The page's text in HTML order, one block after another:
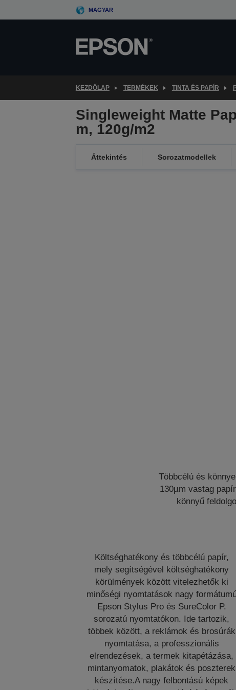
to
MAGYAR
KEZDŐLAP TERMÉKEK TINTA ÉS PAPÍR
Singleweight Matte
m, 120g/m2
Áttekintés Sorozatmodellek
Többcélú és
130µm vastag
könnyű
Költséghatékony és többcélú papír,
mely segítségével költséghatékony
körülmények között vitelezhetők ki
minőségi nyomtatások nagy
Epson Stylus Pro és SureColor P.
sorozatú nyomtatókon. Ide tartozik,
többek között, a reklámok és brosúrák
nyomtatása, a professzionális
elrendezések, a termek kitapétázása,
mintanyomatok, plakátok és poszterek
készítése.A nagy felbontású képek